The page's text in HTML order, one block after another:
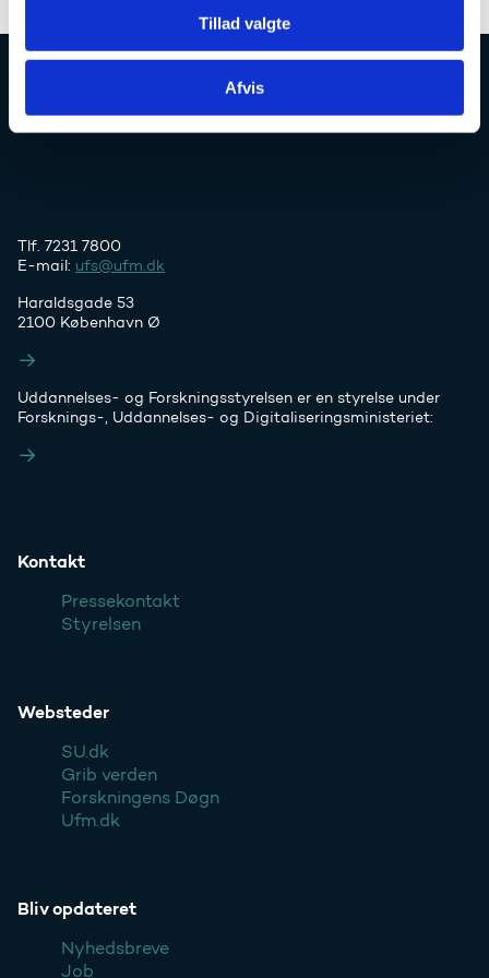
Tillad valgte
Afvis
Tlf. 7231 7800
E-mail: ufs@ufm.dk
Haraldsgade 53
2100 København Ø
Uddannelses- og Forskningsstyrelsen er en styrelse under
Forsknings-, Uddannelses- og Digitaliseringsministeriet:
Kontakt
Pressekontakt
Styrelsen
Websteder
SU.dk
Grib verden
Forskningens Døgn
Ufm.dk
Bliv opdateret
Nyhedsbreve
Job